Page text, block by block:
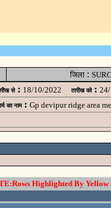
जिला :
से : 18/10/2022 तारीख को :
का नाम : Gp devipur ridge area
Highlighted By Yellow